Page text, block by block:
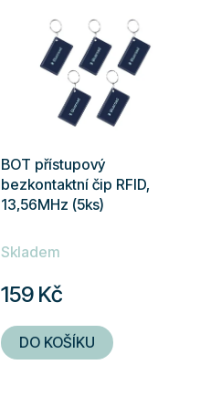
BOT přístupový
bezkontaktní čip RFID,
13,56MHz (5ks)
hodnocení
produktu
je
5,0
z
Skladem
159 Kč
DO KOŠÍKU